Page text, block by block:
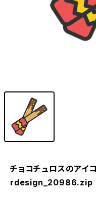
チョコチュロスのアイ
rdesign_20986.zip